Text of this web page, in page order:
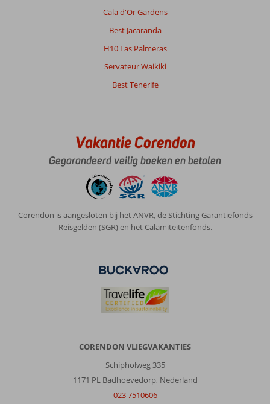
Cala d'Or Gardens
Best Jacaranda
H10 Las Palmeras
Servateur Waikiki
Best Tenerife
Vakantie Corendon
Gegarandeerd veilig boeken en betalen
Corendon is aangesloten bij het ANVR, de Stichting Garantiefonds
Reisgelden (SGR) en het Calamiteitenfonds.
CORENDON VLIEGVAKANTIES
Schipholweg 335
1171 PL Badhoevedorp, Nederland
023 7510606